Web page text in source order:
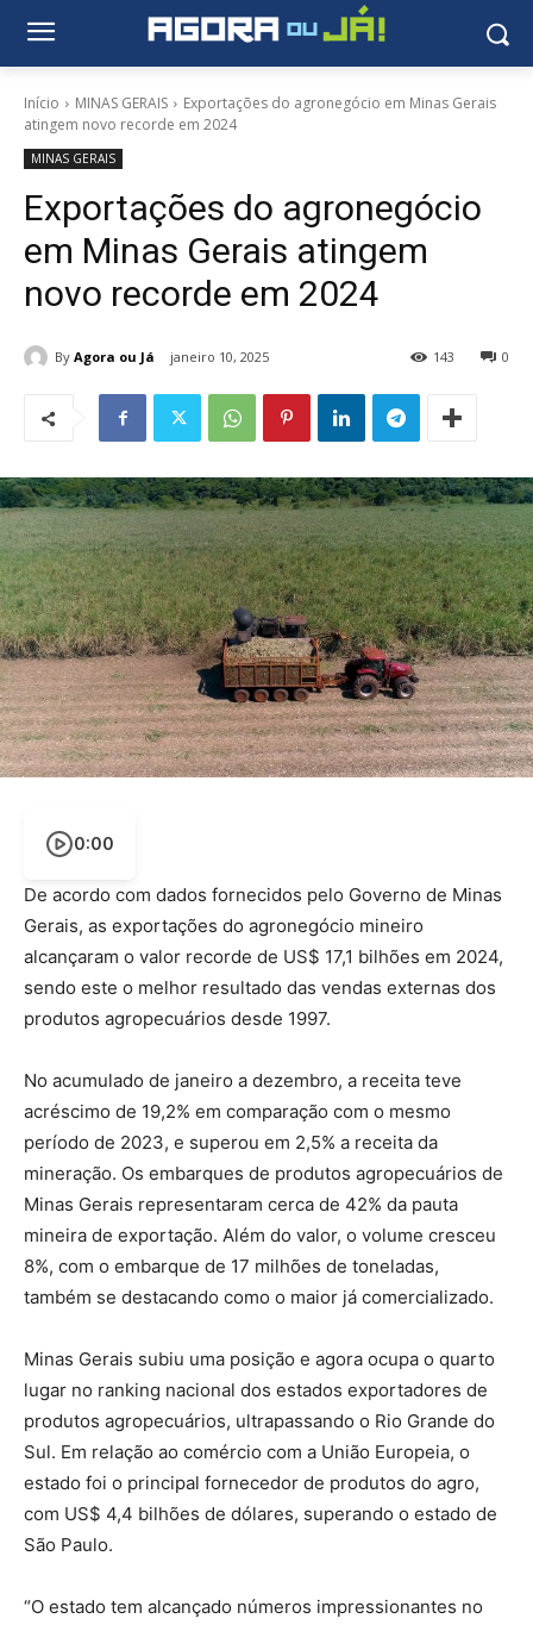
Início MINAS GERAIS
Exportações do agronegócio em Minas Gerais
atingem novo recorde em 2024
MINAS GERAIS
Exportações do agronegócio
em Minas Gerais atingem
novo recorde em 2024
By Agora ou Já janeiro 10, 2025 0
143
0:00
De acordo com dados fornecidos pelo Governo de Minas
Gerais, as exportações do agronegócio mineiro
alcançaram o valor recorde de US$ 17,1 bilhões em 2024,
sendo este o melhor resultado das vendas externas dos
produtos agropecuários desde 1997.
No acumulado de janeiro a dezembro, a receita teve
acréscimo de 19,2% em comparação com o mesmo
período de 2023, e superou em 2,5% a receita da
mineração. Os embarques de produtos agropecuários de
Minas Gerais representaram cerca de 42% da pauta
mineira de exportação. Além do valor, o volume cresceu
8%, com o embarque de 17 milhões de toneladas,
também se destacando como o maior já comercializado.
Minas Gerais subiu uma posição e agora ocupa o quarto
lugar no ranking nacional dos estados exportadores de
produtos agropecuários, ultrapassando o Rio Grande do
Sul. Em relação ao comércio com a União Europeia, o
estado foi o principal fornecedor de produtos do agro,
com US$ 4,4 bilhões de dólares, superando o estado de
São Paulo.
“O estado tem alcançado números impressionantes no